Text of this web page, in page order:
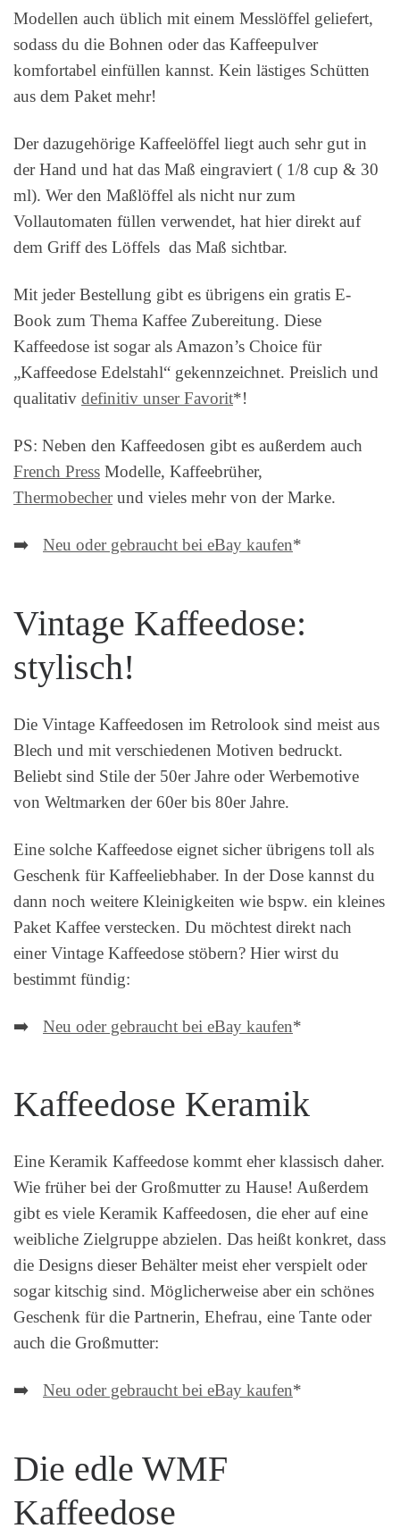
Modellen auch üblich mit einem Messlöffel geliefert,
sodass du die Bohnen oder das Kaffeepulver
komfortabel einfüllen kannst. Kein lästiges Schütten
aus dem Paket mehr!
Der dazugehörige Kaffeelöffel liegt auch sehr gut in
der Hand und hat das Maß eingraviert ( 1/8 cup & 30
ml). Wer den Maßlöffel als nicht nur zum
Vollautomaten füllen verwendet, hat hier direkt auf
dem Griff des Löffels das Maß sichtbar.
Mit jeder Bestellung gibt es übrigens ein gratis E-
Book zum Thema Kaffee Zubereitung. Diese
Kaffeedose ist sogar als Amazon’s Choice für
„Kaffeedose Edelstahl“ gekennzeichnet. Preislich und
qualitativ definitiv unser Favorit*!
PS: Neben den Kaffeedosen gibt es außerdem auch
French Press Modelle, Kaffeebrüher,
Thermobecherund vieles mehr von der Marke.
➡️ Neu oder gebraucht bei eBay kaufen*
Vintage Kaffeedose:
stylisch!
Die Vintage Kaffeedosen im Retrolook sind meist aus
Blech und mit verschiedenen Motiven bedruckt.
Beliebt sind Stile der 50er Jahre oder Werbemotive
von Weltmarken der 60er bis 80er Jahre.
Eine solche Kaffeedose eignet sicher übrigens toll als
Geschenk für Kaffeeliebhaber. In der Dose kannst du
dann noch weitere Kleinigkeiten wie bspw. ein kleines
Paket Kaffee verstecken. Du möchtest direkt nach
einer Vintage Kaffeedose stöbern? Hier wirst du
bestimmt fündig:
➡️ Neu oder gebraucht bei eBay kaufen*
Kaffeedose Keramik
Eine Keramik Kaffeedose kommt eher klassisch daher.
Wie früher bei der Großmutter zu Hause! Außerdem
gibt es viele Keramik Kaffeedosen, die eher auf eine
weibliche Zielgruppe abzielen. Das heißt konkret, dass
die Designs dieser Behälter meist eher verspielt oder
sogar kitschig sind. Möglicherweise aber ein schönes
Geschenk für die Partnerin, Ehefrau, eine Tante oder
auch die Großmutter:
➡️ Neu oder gebraucht bei eBay kaufen*
Die edle WMF
Kaffeedose